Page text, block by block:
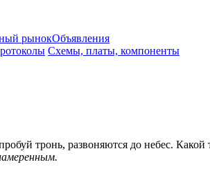
рынокОбъявления
Схемы, платы, компоненты
тронь, развоняются до небес.